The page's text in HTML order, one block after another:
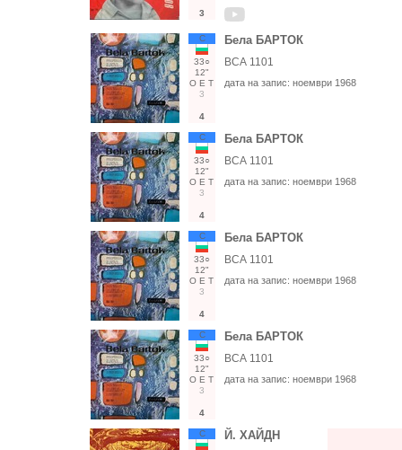
3
С
33○
12"
О Е Т
3
4
Бела БАРТОК
ВСА 1101
дата на запис: ноември 1968
С
33○
12"
О Е Т
3
4
Бела БАРТОК
ВСА 1101
дата на запис: ноември 1968
С
33○
12"
О Е Т
3
4
Бела БАРТОК
ВСА 1101
дата на запис: ноември 1968
С
33○
12"
О Е Т
3
4
Бела БАРТОК
ВСА 1101
дата на запис: ноември 1968
С Й. ХАЙДН